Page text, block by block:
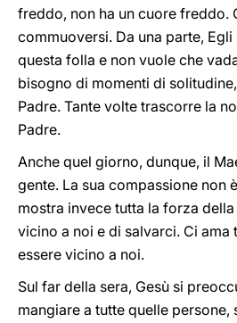
freddo, non ha un cuore freddo.
commuoversi. Da una parte, Egli
questa folla e non vuole che
bisogno di momenti di
Padre. Tante volte trascorre la
Padre.
Anche quel giorno, dunque, il
gente. La sua compassione non
mostra invece tutta la forza
vicino a noi e di salvarci. Ci ama
essere vicino a noi.
Sul far della sera, Gesù si
mangiare a tutte quelle persone,